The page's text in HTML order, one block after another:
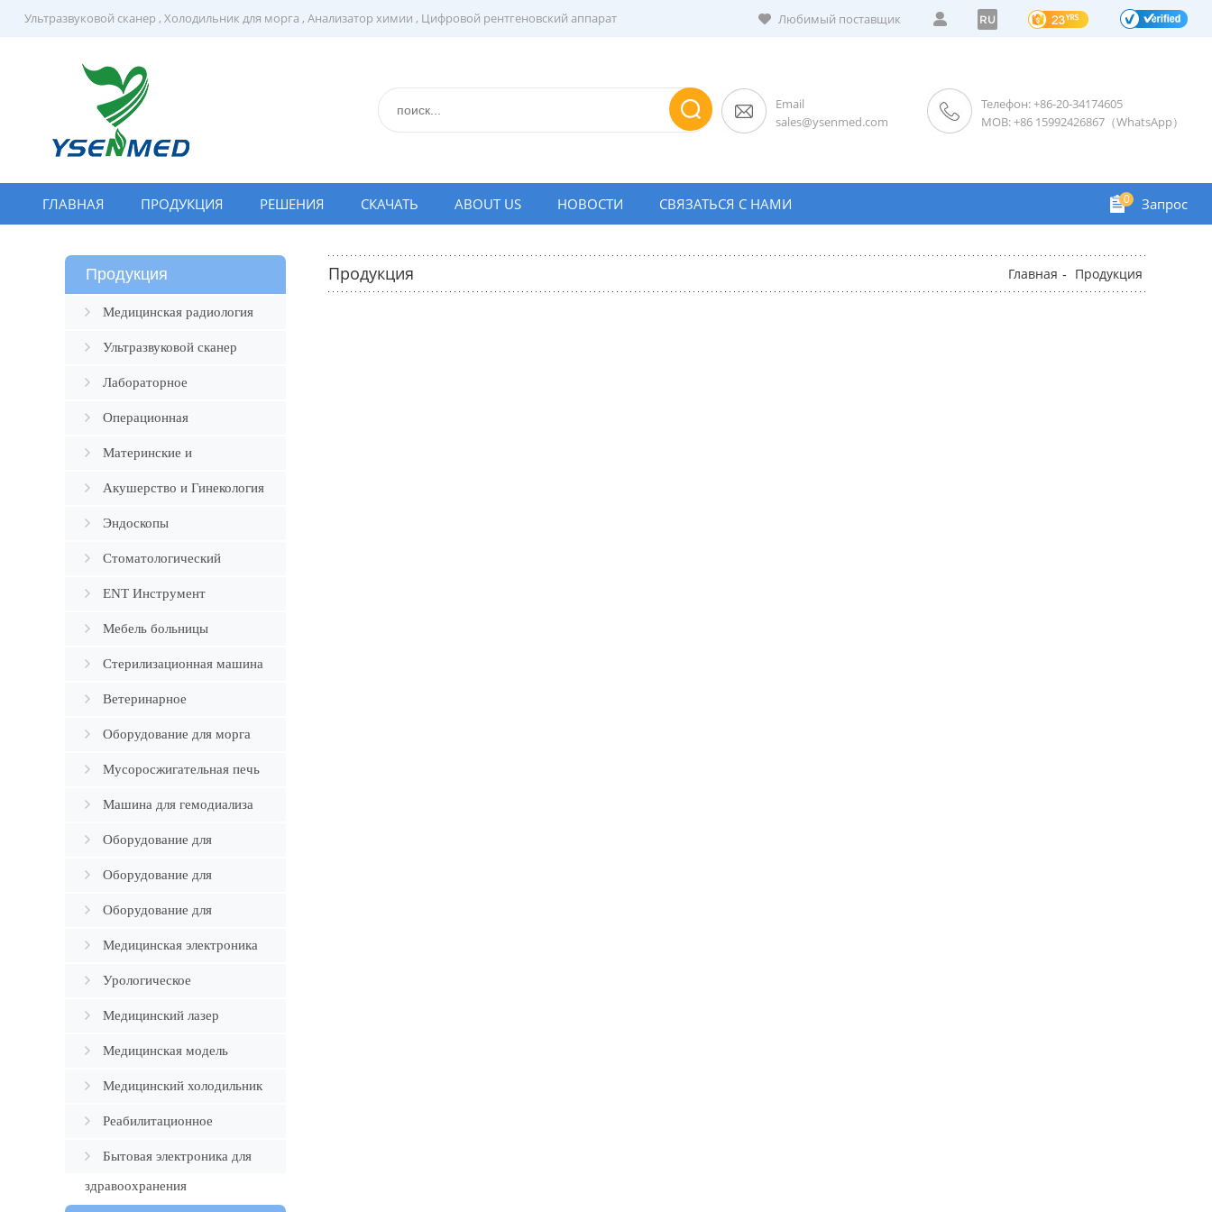
Ультразвуковой сканер , Холодильник для морга , Анализатор химии , Цифровой рентгеновский аппарат Любимый поставщик RU
Email
sales@ysenmed.com
Телефон: +86-20-34174605
MOB: +86 15992426867（WhatsApp）
0 Запрос
ГЛАВНАЯ ПРОДУКЦИЯ РЕШЕНИЯ СКАЧАТЬ ABOUT US НОВОСТИ СВЯЗАТЬСЯ С НАМИ
Продукция
Медицинская радиология
Ультразвуковой сканер
Лабораторное
оборудование
Операционная
Оборудование
Материнские и
младенческие
Акушерство и Гинекология
Эндоскопы
Стоматологический
ENT Инструмент
Мебель больницы
Стерилизационная машина
Ветеринарное
оборудование
Оборудование для морга
Мусоросжигательная печь
Машина для гемодиализа
Оборудование для
ортопедии
Оборудование для
Андрологии
Оборудование для
патологии
Медицинская электроника
Урологическое
оборудование
Медицинский лазер
Медицинская модель
Медицинский холодильник
Реабилитационное
устройство
Бытовая электроника для
здравоохранения
Продукция Главная - Продукция